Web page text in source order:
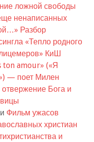
ложной свободы
ненаписанных
Разбор
«Тепло родного
КиШ
ton amour» («Я
— поет Милен
Бога и
Фильм ужасов
христиан
и